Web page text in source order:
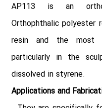
AP113 is an
Orthophthalic polyester
resin and the most
particularly in the
dissolved in styrene.
Applications and